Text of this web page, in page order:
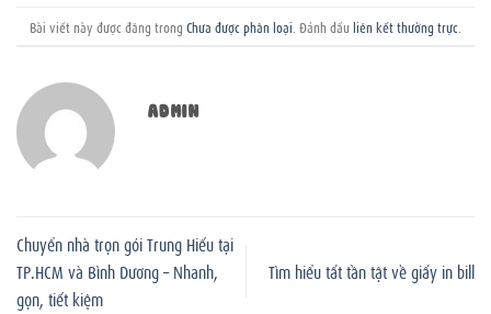
Bài viết này được đăng trong Chưa được phân loại . Đánh dấu liên kết thường trực
ADMIN
Chuyển nhà trọn gói Trung Hiếu tại
TP.HCM và Bình Dương – Nhanh,
gọn, tiết kiệm
Tìm hiểu tất tần tật về giấy in bill